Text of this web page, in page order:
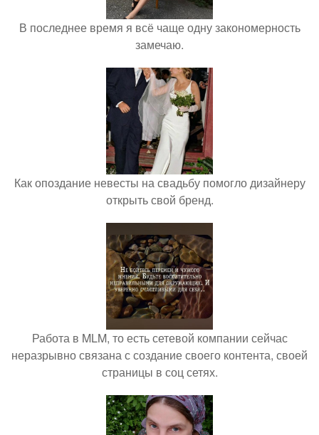
В последнее время я всё чаще одну закономерность
замечаю.
Как опоздание невесты на свадьбу помогло дизайнеру
открыть свой бренд.
Работа в MLM, то есть сетевой компании сейчас
неразрывно связана с создание своего контента, своей
страницы в соц сетях.